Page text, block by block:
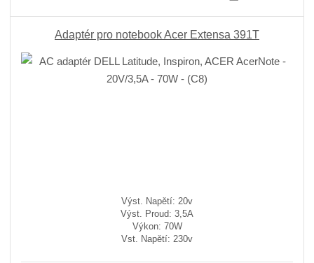
Adaptér pro notebook Acer Extensa 391T
Výst. Napětí: 20v
Výst. Proud: 3,5A
Výkon: 70W
Vst. Napětí: 230v